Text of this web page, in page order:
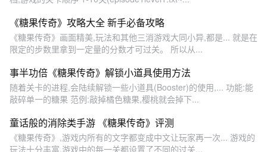
《糖果传奇》攻略大全 新手必备攻略
《糖果传奇》画面精美,玩法和其他三消游戏大同小异,都是... 就是在
限定的步数里拿到一定量的分数才可过关。 所以从...
事半功倍《糖果传奇》解锁小道具使用方法
随着关卡的进程,会陆续解锁一些小道具(Booster)的使用,... 功能:能
敲碎单一的糖果 范例:敲掉橘色糖果,樱桃就会掉下...
童话般的消除类手游 《糖果传奇》评测
《糖果传奇》,游戏内所有的文字都变成中文让玩家再一次... 游戏的
玩法十分丰富,游戏中的每一关都设置了不同的过关...